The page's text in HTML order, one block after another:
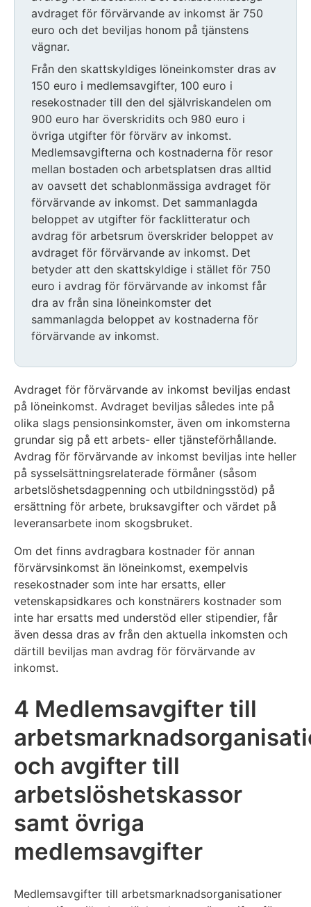
avdraget för förvärvande av inkomst är 750
euro och det beviljas honom på tjänstens
vägnar.
Från den skattskyldiges löneinkomster dras av
150 euro i medlemsavgifter, 100 euro i
resekostnader till den del självriskandelen om
900 euro har överskridits och 980 euro i
övriga utgifter för förvärv av inkomst.
Medlemsavgifterna och kostnaderna för resor
mellan bostaden och arbetsplatsen dras alltid
av oavsett det schablonmässiga avdraget för
förvärvande av inkomst. Det sammanlagda
beloppet av utgifter för facklitteratur och
avdrag för arbetsrum överskrider beloppet av
avdraget för förvärvande av inkomst. Det
betyder att den skattskyldige i stället för 750
euro i avdrag för förvärvande av inkomst får
dra av från sina löneinkomster det
sammanlagda beloppet av kostnaderna för
förvärvande av inkomst.
Avdraget för förvärvande av inkomst beviljas endast
på löneinkomst. Avdraget beviljas således inte på
olika slags pensionsinkomster, även om inkomsterna
grundar sig på ett arbets- eller tjänsteförhållande.
Avdrag för förvärvande av inkomst beviljas inte heller
på sysselsättningsrelaterade förmåner (såsom
arbetslöshetsdagpenning och utbildningsstöd) på
ersättning för arbete, bruksavgifter och värdet på
leveransarbete inom skogsbruket.
Om det finns avdragbara kostnader för annan
förvärvsinkomst än löneinkomst, exempelvis
resekostnader som inte har ersatts, eller
vetenskapsidkares och konstnärers kostnader som
inte har ersatts med understöd eller stipendier, får
även dessa dras av från den aktuella inkomsten och
därtill beviljas man avdrag för förvärvande av
inkomst.
4 Medlemsavgifter till
och avgifter till
arbetslöshetskassor
samt övriga
medlemsavgifter
Medlemsavgifter till arbetsmarknadsorganisationer